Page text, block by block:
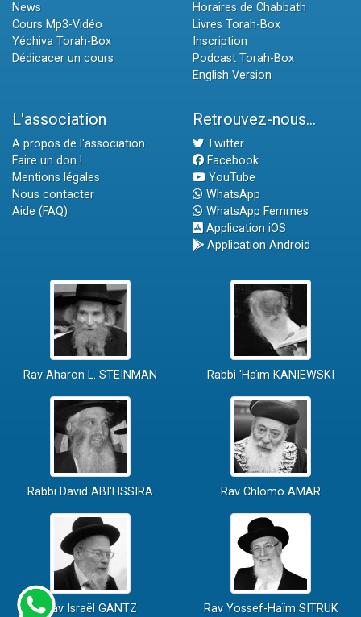
News
Cours Mp3-Vidéo
Yéchiva Torah-Box
Dédicacer un cours
Horaires de Chabbath
Livres Torah-Box
Inscription
Podcast Torah-Box
English Version
L'association
A propos de l'association
Faire un don !
Mentions légales
Nous contacter
Aide (FAQ)
Retrouvez-nous...
Twitter
Facebook
YouTube
WhatsApp
WhatsApp Femmes
Application iOS
Application Android
Rav Aharon L. STEINMAN Rabbi 'Haïm KANIEWSKI
Rabbi David ABI'HSSIRA Rav Chlomo AMAR
Rav Israël GANTZ Rav Yossef-Haïm SITRUK